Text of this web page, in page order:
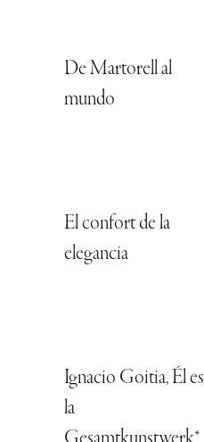
De Martorell al
mundo
El confort de la
elegancia
Ignacio Goitia, Él es
la